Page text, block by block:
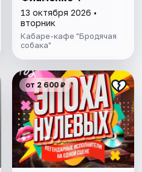
13 октября 2026 •
вторник
Кабаре-кафе "Бродячая
собака"
от 2 600 ₽